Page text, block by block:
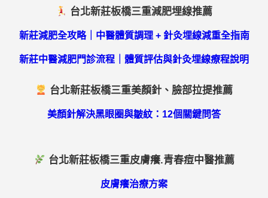
台北新莊板橋三重減肥埋線推薦
新莊減肥全攻略｜中醫體質調理 + 針灸埋線減重全指南
新莊中醫減肥門診流程｜體質評估與針灸埋線療程說明
台北新莊板橋三重美顏針、臉部拉提推薦
美顏針解決黑眼圈與皺紋：12個關鍵問答
台北新莊板橋三重皮膚癢.青春痘中醫推薦
皮膚癢治療方案